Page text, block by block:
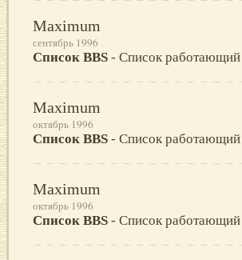
Maximum
сентябрь 1996
Список BBS - Список работающий
Maximum
октябрь 1996
Список BBS - Список работающий
Maximum
октябрь 1996
Список BBS - Список работающий